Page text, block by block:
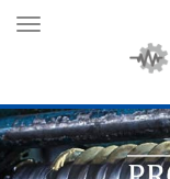
Toggle